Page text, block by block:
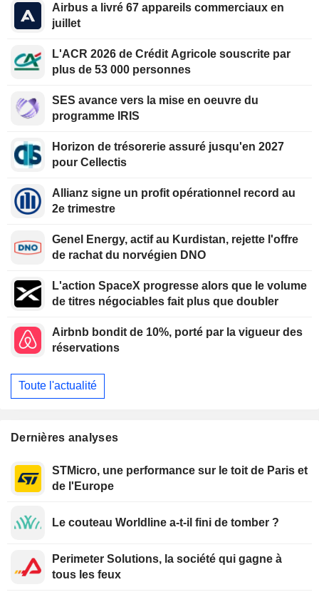
Airbus a livré 67 appareils commerciaux en
juillet
L'ACR 2026 de Crédit Agricole souscrite par
plus de 53 000 personnes
SES avance vers la mise en oeuvre du
programme IRIS
Horizon de trésorerie assuré jusqu'en 2027
pour Cellectis
Allianz signe un profit opérationnel record au
2e trimestre
Genel Energy, actif au Kurdistan, rejette l'offre
de rachat du norvégien DNO
L'action SpaceX progresse alors que le volume
de titres négociables fait plus que doubler
Airbnb bondit de 10%, porté par la vigueur des
réservations
Toute l'actualité
Dernières analyses
STMicro, une performance sur le toit de Paris et
de l'Europe
Le couteau Worldline a-t-il fini de tomber ?
Perimeter Solutions, la société qui gagne à
tous les feux